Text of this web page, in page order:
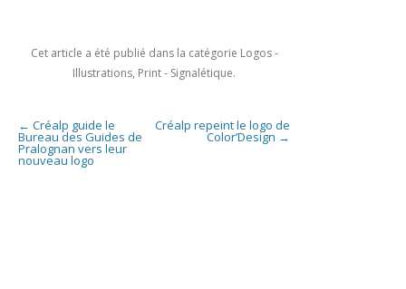
Cet article a été publié dans la catégorie Logos -
Illustrations, Print - Signalétique.
Navigation des articles
← Créalp guide le
Bureau des Guides de
Pralognan vers leur
nouveau logo
Créalp repeint le logo de
Color’Design →